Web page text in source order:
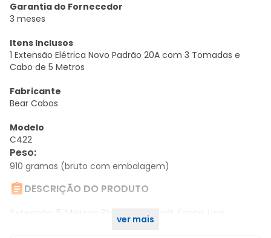
Garantia do Fornecedor
3 meses
Itens Inclusos
1 Extensão Elétrica Novo Padrão 20A com 3 Tomadas e
Cabo de 5 Metros
Fabricante
Bear Cabos
Modelo
C422
Peso:
910 gramas (bruto com embalagem)
DESCRIÇÃO DO PRODUTO
Extensão 5 Metros 3tom 20a Bivolt Force Line
ver mais